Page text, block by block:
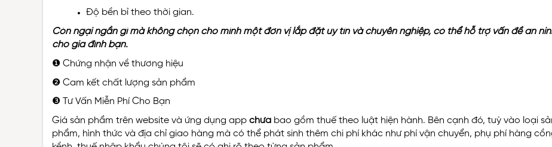
Độ bền bỉ theo thời gian.
Còn ngại ngần gì mà không chọn cho mình một đơn vị lắp đặt uy tín và chuyên nghiệp, có thể hỗ trợ vấn đề an
cho gia đình bạn.
❶ Chứng nhận về thương hiệu
❷ Cam kết chất lượng sản phẩm
❸ Tư Vấn Miễn Phí Cho Bạn
Giá sản phẩm trên website và ứng dụng app chưa bao gồm thuế theo luật hiện hành. Bên cạnh đó, tuỳ vào loại
phẩm, hình thức và địa chỉ giao hàng mà có thể phát sinh thêm chi phí khác như phí vận chuyển, phụ phí hàng